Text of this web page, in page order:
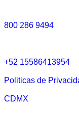
800 286 9494
+52 15586413954
Politicas de
CDMX